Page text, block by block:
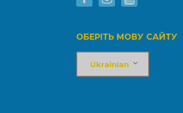
ОБЕРІТЬ МОВУ САЙТУ
Ukrainian